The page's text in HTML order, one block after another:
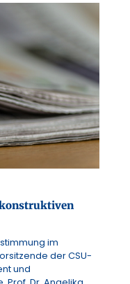
im
der CSU-
und